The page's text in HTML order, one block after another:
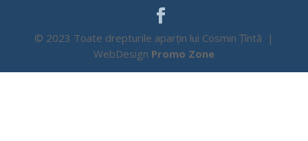
© 2023 Toate drepturile aparțin lui Cosmin Țîntă |
WebDesign Promo Zone